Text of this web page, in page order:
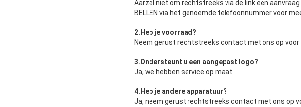
Aarzel niet om rechtstreeks via de link een
BELLEN via het genoemde telefoonnummer voor
2. Heb je voorraad ?
Neem gerust rechtstreeks contact met ons op voor
3.Ondersteunt u een aangepast logo?
Ja, we hebben service op maat.
4. Heb je andere apparatuur?
Ja, neem gerust rechtstreeks contact met ons op